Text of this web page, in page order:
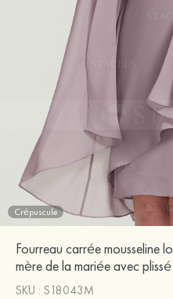
Crépuscule
Fourreau carrée mousseline
mère de la mariée avec
SKU : S18043M